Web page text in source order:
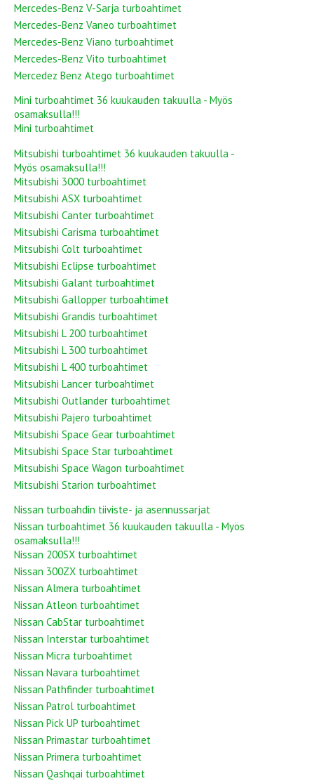
Mercedes-Benz V-Sarja turboahtimet
Mercedes-Benz Vaneo turboahtimet
Mercedes-Benz Viano turboahtimet
Mercedes-Benz Vito turboahtimet
Mercedez Benz Atego turboahtimet
Mini turboahtimet 36 kuukauden takuulla - Myös
osamaksulla!!!
Mini turboahtimet
Mitsubishi turboahtimet 36 kuukauden takuulla -
Myös osamaksulla!!!
Mitsubishi 3000 turboahtimet
Mitsubishi ASX turboahtimet
Mitsubishi Canter turboahtimet
Mitsubishi Carisma turboahtimet
Mitsubishi Colt turboahtimet
Mitsubishi Eclipse turboahtimet
Mitsubishi Galant turboahtimet
Mitsubishi Gallopper turboahtimet
Mitsubishi Grandis turboahtimet
Mitsubishi L 200 turboahtimet
Mitsubishi L 300 turboahtimet
Mitsubishi L 400 turboahtimet
Mitsubishi Lancer turboahtimet
Mitsubishi Outlander turboahtimet
Mitsubishi Pajero turboahtimet
Mitsubishi Space Gear turboahtimet
Mitsubishi Space Star turboahtimet
Mitsubishi Space Wagon turboahtimet
Mitsubishi Starion turboahtimet
Nissan turboahdin tiiviste- ja asennussarjat
Nissan turboahtimet 36 kuukauden takuulla - Myös
osamaksulla!!!
Nissan 200SX turboahtimet
Nissan 300ZX turboahtimet
Nissan Almera turboahtimet
Nissan Atleon turboahtimet
Nissan CabStar turboahtimet
Nissan Interstar turboahtimet
Nissan Micra turboahtimet
Nissan Navara turboahtimet
Nissan Pathfinder turboahtimet
Nissan Patrol turboahtimet
Nissan Pick UP turboahtimet
Nissan Primastar turboahtimet
Nissan Primera turboahtimet
Nissan Qashqai turboahtimet